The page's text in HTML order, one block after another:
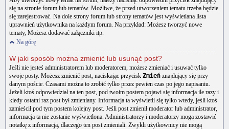
się na stronie forum lub tematów. Możliwe, że przed utworzeniem tematu trzeba będzie
się zarejestrować. Na dole strony forum lub strony tematów jest wyświetlana lista
uprawnień użytkownika na każdym forum. Na przykład: Możesz tworzyć nowe
tematy, Możesz dodawać załączniki itp.
Na górę
W jaki sposób można zmienić lub usunąć post?
Jeśli nie jesteś administratorem lub moderatorem, możesz zmieniać i usuwać tylko
swoje posty. Możesz zmienić post, naciskając przycisk Zmień znajdujący się przy
danym poście. Czasami można to zrobić tylko przez pewien czas po jego napisaniu.
Jeżeli ktoś odpowiedział na ten post, pod twoim postem pojawi się informacja ile razy i
kiedy ostatni raz post był zmieniany. Informacja ta wyświetli się tylko wtedy, jeśli ktoś
zamieścił pod tym postem kolejny post. Jeśli post zmienił moderator lub administrator,
informacja ta nie zostanie wyświetlona. Administratorzy i moderatorzy mogą zostawić
notatkę z informacją, dlaczego ten post zmieniali. Zwykli użytkownicy nie mogą